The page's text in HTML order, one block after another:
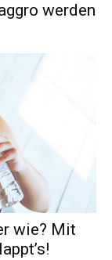
werden
wie? Mit